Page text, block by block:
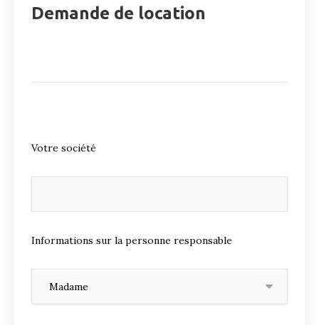
Demande de location
Votre société
Informations sur la personne responsable